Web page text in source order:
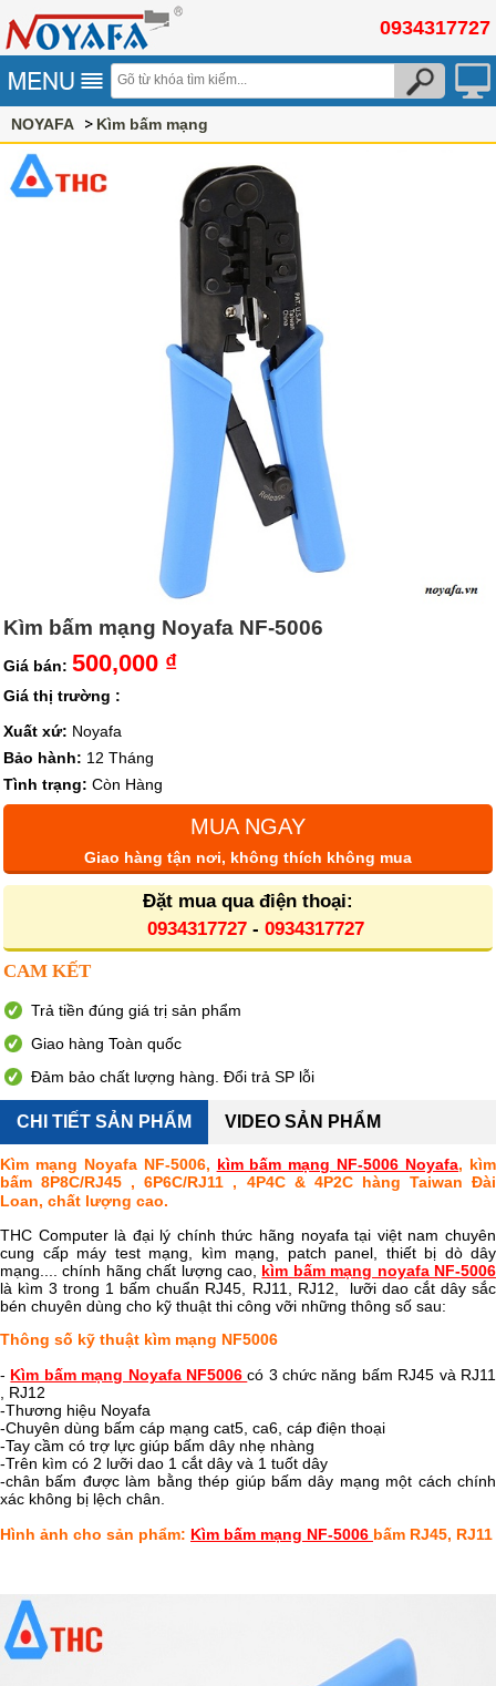
0934317727
NOYAFA Kìm bấm mạng
Kìm bấm mạng Noyafa NF-5006
Giá bán: 500,000 ₫
Giá thị trường :
Xuất xứ: Noyafa
Bảo hành: 12 Tháng
Tình trạng: Còn Hàng
MUA NGAY
Giao hàng tận nơi, không thích không mua
Đặt mua qua điện thoại:
0934317727- 0934317727
CAM KẾT
Trả tiền đúng giá trị sản phẩm
Giao hàng Toàn quốc
Đảm bảo chất lượng hàng. Đổi trả SP lỗi
CHI TIẾT SẢN PHẨM VIDEO SẢN PHẨM
Kìm mạng Noyafa NF-5006, kìm bấm mạng NF-5006 Noyafa, kìm
bấm 8P8C/RJ45 , 6P6C/RJ11 , 4P4C & 4P2C hàng Taiwan Đài
Loan, chất lượng cao.
THC Computer là đại lý chính thức hãng noyafa tại việt nam chuyên
cung cấp máy test mạng, kìm mạng, patch panel, thiết bị dò dây
mạng.... chính hãng chất lượng cao, kìm bấm mạng noyafa NF-5006
là kìm 3 trong 1 bấm chuẩn RJ45, RJ11, RJ12, lưỡi dao cắt dây sắc
bén chuyên dùng cho kỹ thuật thi công vỡi những thông số sau:
Thông số kỹ thuật kìm mạng NF5006
- Kìm bấm mạng Noyafa NF5006có 3 chức năng bấm RJ45 và RJ11
, RJ12
-Thương hiệu Noyafa
-Chuyên dùng bấm cáp mạng cat5, ca6, cáp điện thoại
-Tay cầm có trợ lực giúp bấm dây nhẹ nhàng
-Trên kìm có 2 lưỡi dao 1 cắt dây và 1 tuốt dây
-chân bấm được làm bằng thép giúp bấm dây mạng một cách chính
xác không bị lệch chân.
Hình ảnh cho sản phẩm: Kìm bấm mạng NF-5006 bấm RJ45, RJ11